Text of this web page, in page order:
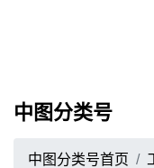
中图分类号
中图分类号首页